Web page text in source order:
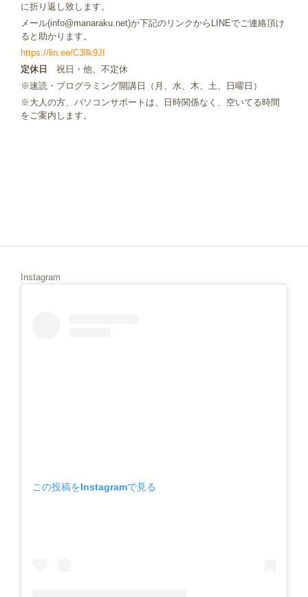
に折り返し致します。
メール(info@manaraku.net)か下記のリンクからLINEでご連絡頂け
ると助かります。
https://lin.ee/C3llk9JI
定休日
祝日・他、不定休
※速読・プログラミング開講日（月、水、木、土、日曜日）
※大人の方、パソコンサポートは、日時関係なく、空いてる時間
をご案内します。
Instagram
この投稿をInstagramで見る